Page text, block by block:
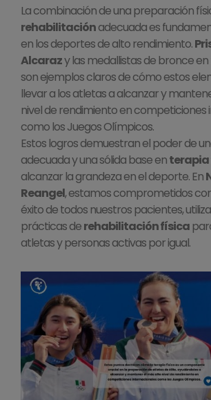
La combinación de una preparación
rehabilitaciónadecuada es
en los deportes de alto rendimiento.
Alcarazy las medallistas de bronce
son ejemplos claros de cómo estos
llevar a los atletas a alcanzar y
nivel de rendimiento en competiciones
como los Juegos Olímpicos.
Estos logros demuestran el poder de
adecuada y una sólida base en
alcanzar la grandeza en el deporte. En
Reangel, estamos comprometidos
éxito de todos nuestros pacientes,
prácticas derehabilitación física
atletas y personas activas por igual.